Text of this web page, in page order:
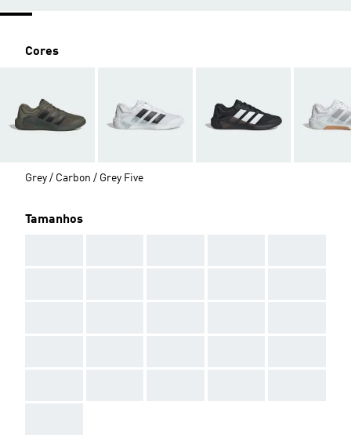
Cores
Grey / Carbon / Grey Five
Tamanhos